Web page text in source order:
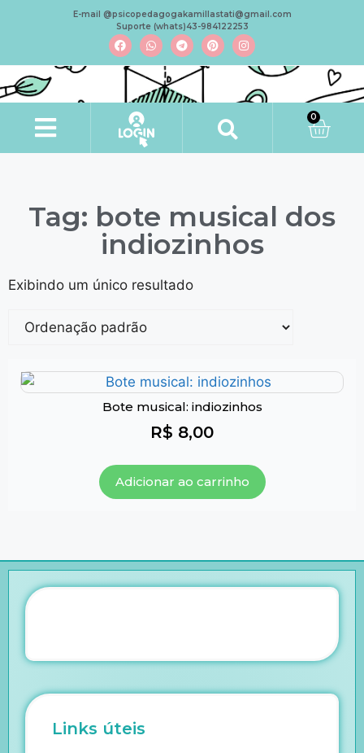
E-mail @psicopedagogakamillastati@gmail.com
Suporte (whats)43-984122253
0
Tag: bote musical dos
indiozinhos
Exibindo um único resultado
Bote musical: indiozinhos
R$ 8,00
Adicionar ao carrinho
Links úteis